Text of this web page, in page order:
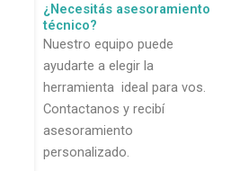
¿Necesitás asesoramiento
técnico?
Nuestro equipo puede
ayudarte a elegir la
herramienta ideal para vos.
Contactanos y recibí
asesoramiento
personalizado.